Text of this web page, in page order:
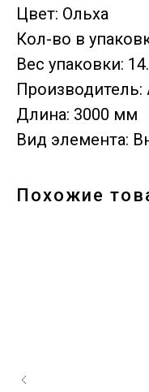
Цвет: Ольха
Кол-во в
Вес упаковки:
Длина: 3000 мм
Вид элемента:
Похожие